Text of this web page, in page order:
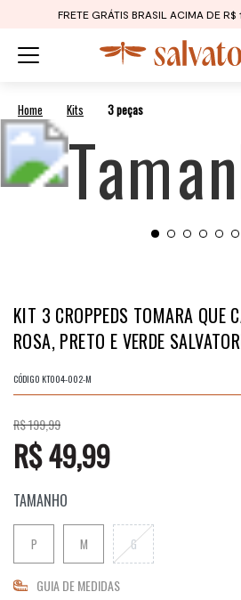
FRETE GRÁTIS BRASIL ACIMA DE R$
Kits 3 peças
KIT 3 CROPPEDS TOMARA QUE
ROSA, PRETO E VERDE
CÓDIGO KT004-002-M
R$ 199,99
R$ 49,99
TAMANHO
P M G
GUIA DE MEDIDAS